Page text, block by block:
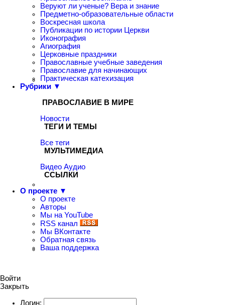
Веруют ли ученые? Вера и знание
Предметно-образовательные области
Воскресная школа
Публикации по истории Церкви
Иконография
Агиография
Церковные праздники
Православные учебные заведения
Православие для начинающих
Практическая катехизация
Рубрики ▼
ПРАВОСЛАВИЕ В МИРЕ
Новости
ТЕГИ И ТЕМЫ
Все теги
МУЛЬТИМЕДИА
Видео Аудио
ССЫЛКИ
О проекте ▼
О проекте
Авторы
Мы на YouTube
RSS канал
Мы ВКонтакте
Обратная связь
Ваша поддержка
Войти
Закрыть
Логин: